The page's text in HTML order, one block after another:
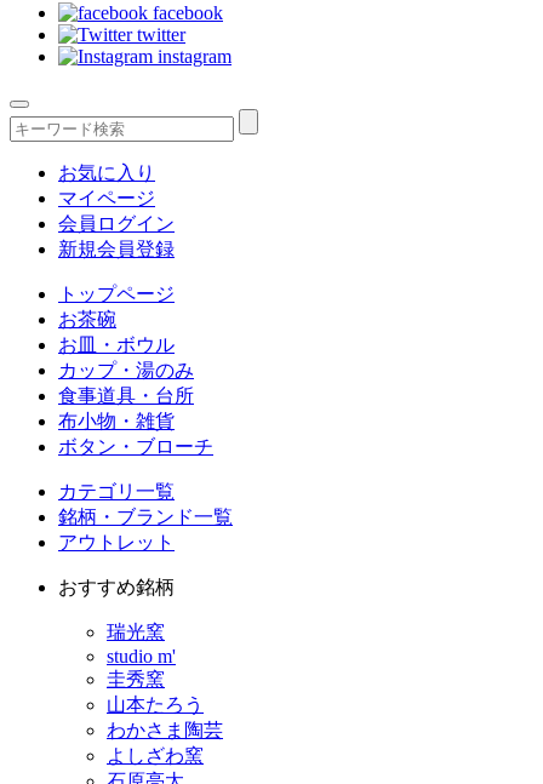
facebook
twitter
instagram
お気に入り
マイページ
会員ログイン
新規会員登録
トップページ
お茶碗
お皿・ボウル
カップ・湯のみ
食事道具・台所
布小物・雑貨
ボタン・ブローチ
カテゴリ一覧
銘柄・ブランド一覧
アウトレット
おすすめ銘柄
瑞光窯
studio m'
圭秀窯
山本たろう
わかさま陶芸
よしざわ窯